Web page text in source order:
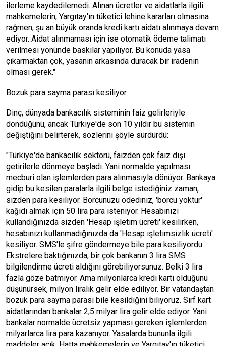
ilerleme kaydedilemedi. Alınan ücretler ve aidatlarla ilgili
mahkemelerin, Yargıtay'ın tüketici lehine kararları olmasına
rağmen, şu an büyük oranda kredi kartı aidatı alınmaya devam
ediyor. Aidat alınmaması için ise otomatik ödeme talimatı
verilmesi yönünde baskılar yapılıyor. Bu konuda yasa
çıkarmaktan çok, yasanın arkasında duracak bir iradenin
olması gerek."
Bozuk para sayma parası kesiliyor
Dinç, dünyada bankacılık sisteminin faiz gelirleriyle
döndüğünü, ancak Türkiye'de son 10 yıldır bu sistemin
değiştiğini belirterek, sözlerini şöyle sürdürdü:
"Türkiye'de bankacılık sektörü, faizden çok faiz dışı
getirilerle dönmeye başladı. Yani normalde yapılması
mecburi olan işlemlerden para alınmasıyla dönüyor. Bankaya
gidip bu kesilen paralarla ilgili belge istediğiniz zaman,
sizden para kesiliyor. Borcunuzu ödediniz, 'borcu yoktur'
kağıdı almak için 50 lira para isteniyor. Hesabınızı
kullandığınızda sizden 'Hesap işletim ücreti' kesilirken,
hesabınızı kullanmadığınızda da 'Hesap işletimsizlik ücreti'
kesiliyor. SMS'le şifre göndermeye bile para kesiliyordu.
Ekstrelere baktığınızda, bir çok bankanın 3 lira SMS
bilgilendirme ücreti aldığını görebiliyorsunuz. Belki 3 lira
fazla göze batmıyor. Ama milyonlarca kredi kartı olduğunu
düşünürsek, milyon liralık gelir elde ediliyor. Bir vatandaştan
bozuk para sayma parası bile kesildiğini biliyoruz. Sırf kart
aidatlarından bankalar 2,5 milyar lira gelir elde ediyor. Yani
bankalar normalde ücretsiz yapması gereken işlemlerden
milyarlarca lira para kazanıyor. Yasalarda bununla ilgili